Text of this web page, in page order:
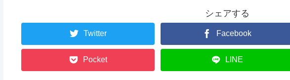
シェアする
Twitter Facebook
Pocket LINE